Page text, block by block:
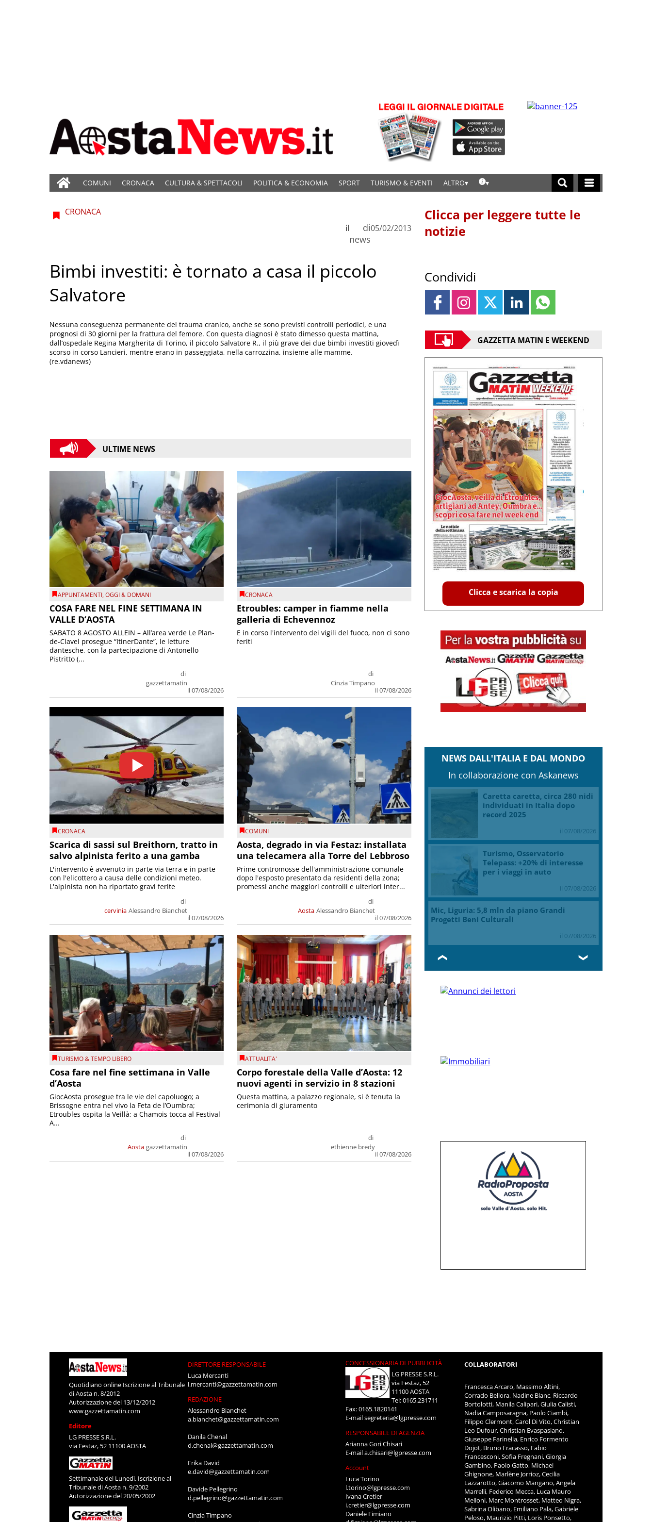
COMUNI CRONACA CULTURA & SPETTACOLI POLITICA & ECONOMIA SPORT TURISMO & EVENTI ALTRO
CRONACA
di
news
il 05/02/2013
Bimbi investiti: è tornato a casa il piccolo
Salvatore
Nessuna conseguenza permanente del trauma cranico, anche se sono previsti controlli periodici, e una
prognosi di 30 giorni per la frattura del femore. Con questa diagnosi è stato dimesso questa mattina,
dall’ospedale Regina Margherita di Torino, il piccolo Salvatore R., il più grave dei due bimbi investiti giovedì
scorso in corso Lancieri, mentre erano in passeggiata, nella carrozzina, insieme alle mamme.
(re.vdanews)
ULTIME NEWS
APPUNTAMENTI,OGGI & DOMANI
COSA FARE NEL FINE SETTIMANA IN
VALLE D’AOSTA
di
gazzettamatin
il 07/08/2026
SABATO 8 AGOSTO ALLEIN – All’area verde Le Plan-
de-Clavel prosegue “ItinerDante”, le letture
dantesche, con la partecipazione di Antonello
Pistritto (...
CRONACA
Etroubles: camper in fiamme nella
galleria di Echevennoz
di
Cinzia Timpano
il 07/08/2026
E in corso l'intervento dei vigili del fuoco, non ci sono
feriti
CRONACA
Scarica di sassi sul Breithorn, tratto in
salvo alpinista ferito a una gamba
cervinia
di
Alessandro Bianchet
il 07/08/2026
L'intervento è avvenuto in parte via terra e in parte
con l'elicottero a causa delle condizioni meteo.
L'alpinista non ha riportato gravi ferite
COMUNI
Aosta, degrado in via Festaz: installata
una telecamera alla Torre del Lebbroso
Aosta
di
Alessandro Bianchet
il 07/08/2026
Prime contromosse dell'amministrazione comunale
dopo l'esposto presentato da residenti della zona;
promessi anche maggiori controlli e ulteriori inter...
TURISMO & TEMPO LIBERO
Cosa fare nel fine settimana in Valle
d’Aosta
Aosta
di
gazzettamatin
il 07/08/2026
GiocAosta prosegue tra le vie del capoluogo; a
Brissogne entra nel vivo la Feta de l’Oumbra;
Etroubles ospita la Veillà; a Chamois tocca al Festival
A...
ATTUALITA'
Corpo forestale della Valle d’Aosta: 12
nuovi agenti in servizio in 8 stazioni
di
ethienne bredy
il 07/08/2026
Questa mattina, a palazzo regionale, si è tenuta la
cerimonia di giuramento
Clicca per leggere tutte le
notizie
Condividi
GAZZETTA MATIN E WEEKEND
Clicca e scarica la copia
NEWS DALL'ITALIA E DAL MONDO
In collaborazione con Askanews
Caretta caretta, circa 280 nidi
individuati in Italia dopo
record 2025
il 07/08/2026
Turismo, Osservatorio
Telepass: +20% di interesse
per i viaggi in auto
il 07/08/2026
Mic, Liguria: 5,8 mln da piano Grandi
Progetti Beni Culturali
il 07/08/2026
❮ ❯
Quotidiano online Iscrizione al Tribunale
di Aosta n. 8/2012
Autorizzazione del 13/12/2012
www.gazzettamatin.com
Editore
LG PRESSE S.R.L.
via Festaz, 52 11100 AOSTA
Settimanale del Lunedì. Iscrizione al
Tribunale di Aosta n. 9/2002
Autorizzazione del 20/05/2002
DIRETTORE RESPONSABILE
Luca Mercanti
l.mercanti@gazzettamatin.com
REDAZIONE
Alessandro Bianchet
a.bianchet@gazzettamatin.com
Danila Chenal
d.chenal@gazzettamatin.com
Erika David
e.david@gazzettamatin.com
Davide Pellegrino
d.pellegrino@gazzettamatin.com
Cinzia Timpano
CONCESSIONARIA DI PUBBLICITÀ
LG PRESSE S.R.L.
via Festaz, 52
11100 AOSTA
Tel: 0165.231711
Fax: 0165.1820141
E-mailsegreteria@lgpresse.com
RESPONSABILE DI AGENZIA
Arianna Gori Chisari
E-maila.chisari@lgpresse.com
Account
Luca Torino
l.torino@lgpresse.com
Ivana Cretier
i.cretier@lgpresse.com
Daniele Fimiano
COLLABORATORI
Francesca Arcaro, Massimo Altini,
Corrado Bellora, Nadine Blanc, Riccardo
Bortolotti, Manila Calipari, Giulia Calisti,
Nadia Camposaragna, Paolo Ciambi,
Filippo Clermont, Carol Di Vito, Christian
Leo Dufour, Christian Evaspasiano,
Giuseppe Farinella, Enrico Formento
Dojot, Bruno Fracasso, Fabio
Francesconi, Sofia Fregnani, Giorgia
Gambino, Paolo Gatto, Michael
Ghignone, Marlène Jorrioz, Cecilia
Lazzarotto, Giacomo Mangano, Angela
Marrelli, Federico Mecca, Luca Mauro
Melloni, Marc Montrosset, Matteo Nigra,
Sabrina Olibano, Emiliano Pala, Gabriele
Peloso, Maurizio Pitti, Loris Ponsetto,